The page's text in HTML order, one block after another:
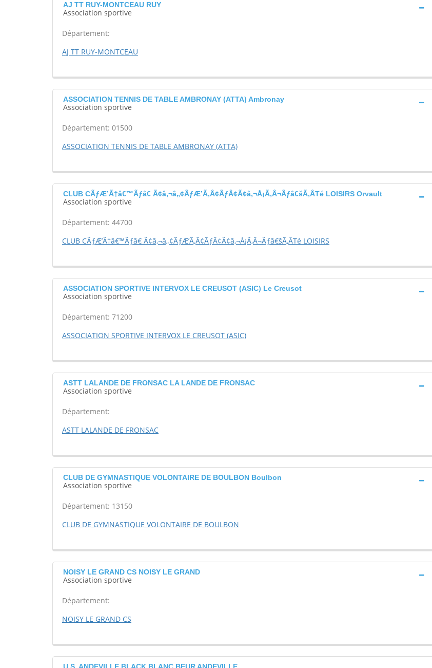
AJ TT RUY-MONTCEAU RUY
Association sportive
Département:
AJ TT RUY-MONTCEAU
ASSOCIATION TENNIS DE TABLE AMBRONAY (ATTA) Ambronay
Association sportive
Département: 01500
ASSOCIATION TENNIS DE TABLE AMBRONAY (ATTA)
CLUB CÃƒÆ’Ã†â€™Ãƒâ€ Ã¢â‚¬â„¢ÃƒÆ’Ã‚Â¢ÃƒÂ¢Ã¢â‚¬Å¡Ã‚Â¬Ãƒâ€šÃ‚ÂTé LOISIRS Orvault
Association sportive
Département: 44700
CLUB CÃƒÆ’Ã†â€™Ãƒâ€ Ã¢â‚¬â„¢ÃƒÆ’Ã‚Â¢ÃƒÂ¢Ã¢â‚¬Å¡Ã‚Â¬Ãƒâ€šÃ‚ÂTé LOISIRS
ASSOCIATION SPORTIVE INTERVOX LE CREUSOT (ASIC) Le Creusot
Association sportive
Département: 71200
ASSOCIATION SPORTIVE INTERVOX LE CREUSOT (ASIC)
ASTT LALANDE DE FRONSAC LA LANDE DE FRONSAC
Association sportive
Département:
ASTT LALANDE DE FRONSAC
CLUB DE GYMNASTIQUE VOLONTAIRE DE BOULBON Boulbon
Association sportive
Département: 13150
CLUB DE GYMNASTIQUE VOLONTAIRE DE BOULBON
NOISY LE GRAND CS NOISY LE GRAND
Association sportive
Département:
NOISY LE GRAND CS